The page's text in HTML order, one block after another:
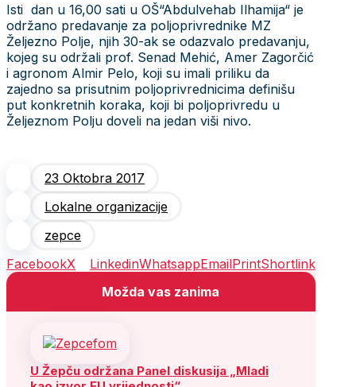
Isti dan u 16,00 sati u OŠ“Abdulvehab Ilhamija“ je
održano predavanje za poljoprivrednike MZ
Željezno Polje, njih 30-ak se odazvalo predavanju,
kojeg su održali prof. Senad Mehić, Amer Zagorčić
i agronom Almir Pelo, koji su imali priliku da
zajedno sa prisutnim poljoprivrednicima definišu
put konkretnih koraka, koji bi poljoprivredu u
Željeznom Polju doveli na jedan viši nivo.
23 Oktobra 2017
Lokalne organizacije
zepce
FacebookX LinkedinWhatsappEmailPrintShortlink
Možda vas zanima
U Žepču održana Panel diskusija „Mladi